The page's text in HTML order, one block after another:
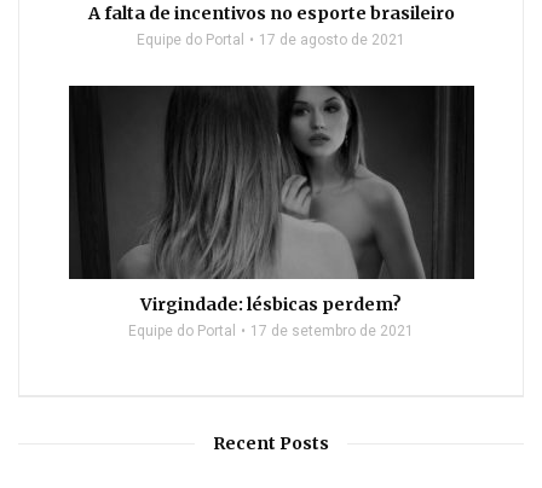
A falta de incentivos no esporte brasileiro
Equipe do Portal 17 de agosto de 2021
Virgindade: lésbicas perdem?
Equipe do Portal 17 de setembro de 2021
Recent Posts